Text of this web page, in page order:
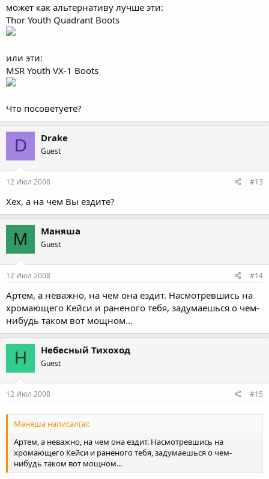
может как альтернативу лучше эти:
Thor Youth Quadrant Boots
или эти:
MSR Youth VX-1 Boots
Что посоветуете?
D Drake
Guest
12 Июл 2008 #13
Хех, а на чем Вы ездите?
М Маняша
Guest
12 Июл 2008 #14
Артем, а неважно, на чем она ездит. Насмотревшись на
хромающего Кейси и раненого тебя, задумаешься о чем-
нибудь таком вот мощном...
Н Небесный Тихоход
Guest
12 Июл 2008 #15
Маняша написал(а):
Артем, а неважно, на чем она ездит. Насмотревшись на
хромающего Кейси и раненого тебя, задумаешься о чем-
нибудь таком вот мощном...